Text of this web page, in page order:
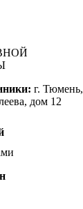
г. Тюмень,
дом 12